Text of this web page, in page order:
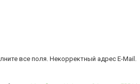
все поля. Некорректный адрес E-Mail.